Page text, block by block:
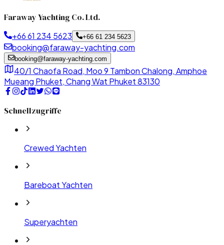
Faraway Yachting Co. Ltd.
+66 61 234 5623 +66 61 234 5623
booking@faraway-yachting.com
booking@faraway-yachting.com
40/1 Chaofa Road, Moo 9 Tambon Chalong, Amphoe
Mueang Phuket, Chang Wat Phuket 83130
Schnellzugriffe
Crewed Yachten
Bareboat Yachten
Superyachten